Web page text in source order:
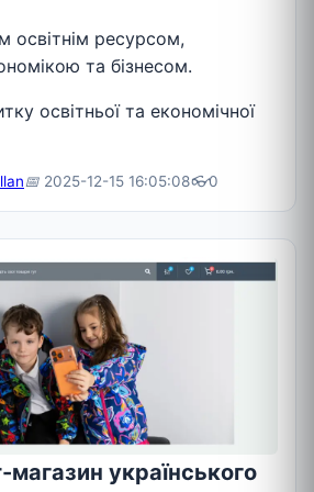
освітнім ресурсом,
та бізнесом.
освітньої та економічної
📅 2025-12-15 16:05:08👓0
магазин українського